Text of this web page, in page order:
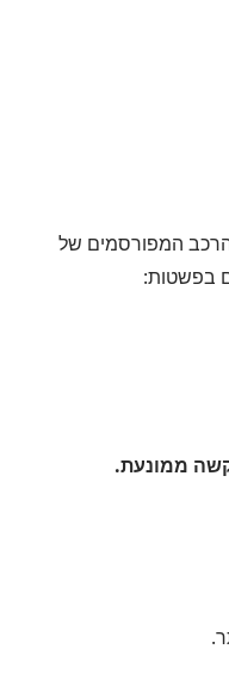
המפורסמים של
בפשטות:
ממונעת.